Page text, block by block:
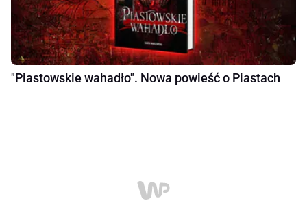
"Piastowskie wahadło". Nowa powieść o Piastach